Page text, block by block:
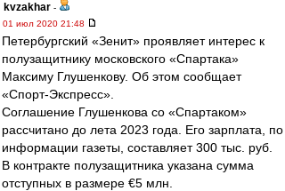
kvzakhar -
01 июл 2020 21:48
Петербургский «Зенит» проявляет интерес к
полузащитнику московского «Спартака»
Максиму Глушенкову. Об этом сообщает
«Спорт-Экспресс».
Соглашение Глушенкова со «Спартаком»
рассчитано до лета 2023 года. Его зарплата, по
информации газеты, составляет 300 тыс. руб.
В контракте полузащитника указана сумма
отступных в размере €5 млн.